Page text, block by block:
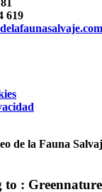
619
de la Fauna
to :